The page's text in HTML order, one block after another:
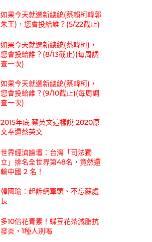
如果今天就選新總統(蔡賴柯韓郭
朱王)，您會投給誰？(5/22截止)
如果今天就選新總統(蔡韓柯)，
您會投給誰？(8/13截止)(每周調
查一次)
如果今天就選新總統(蔡韓柯)，
您會投給誰？(9/10截止)(每周調
查一次)
2015年底 蔡英文這樣說 2020原
文奉還蔡英文
世界經濟論壇：台灣「司法獨
立」排名全世界第48名，竟然還
輸中國 2 名！
韓國瑜：起訴網軍頭、不忘蘇處
長
多10倍花青素！蝶豆花茶減脂抗
發炎，1種人別喝